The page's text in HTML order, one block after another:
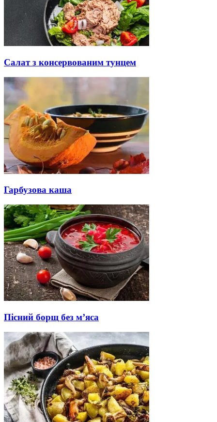
Салат з консервованим тунцем
Гарбузова каша
Пісний борщ без м’яса